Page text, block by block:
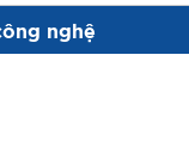
nghệ